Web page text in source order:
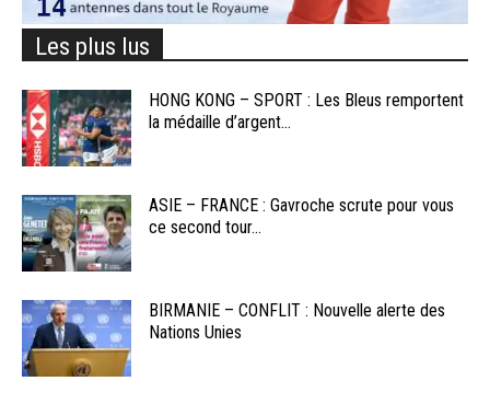
Les plus lus
HONG KONG – SPORT : Les Bleus remportent
la médaille d’argent...
ASIE – FRANCE : Gavroche scrute pour vous
ce second tour...
BIRMANIE – CONFLIT : Nouvelle alerte des
Nations Unies